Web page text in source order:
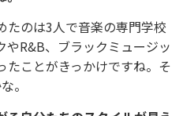
のは3人で音楽の専門学校
やR&B、ブラックミュージッ
たことがきっかけですね。そ
。